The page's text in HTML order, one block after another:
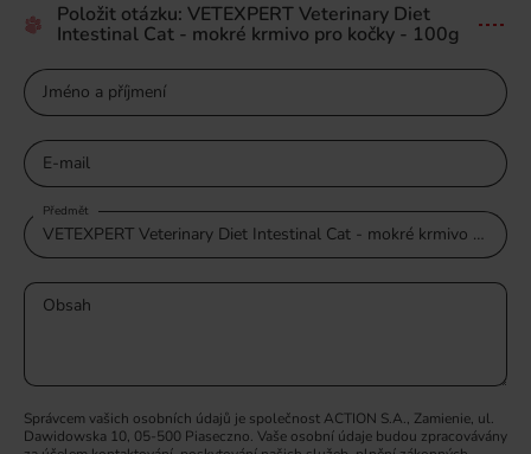
Položit otázku: VETEXPERT Veterinary Diet
Intestinal Cat - mokré krmivo pro kočky - 100g
Jméno a příjmení
E-mail
Předmět
Obsah
Správcem vašich osobních údajů je společnost ACTION S.A., Zamienie, ul.
Dawidowska 10, 05-500 Piaseczno. Vaše osobní údaje budou zpracovávány